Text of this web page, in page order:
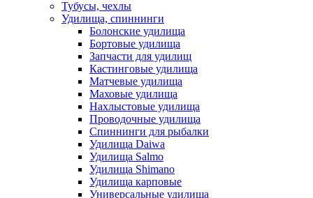
Тубусы, чехлы
Удилища, спиннинги
Болонские удилища
Бортовые удилища
Запчасти для удилищ
Кастинговые удилища
Матчевые удилища
Маховые удилища
Нахлыстовые удилища
Проводочные удилища
Спиннинги для рыбалки
Удилища Daiwa
Удилища Salmo
Удилища Shimano
Удилища карповые
Универсальные удилища